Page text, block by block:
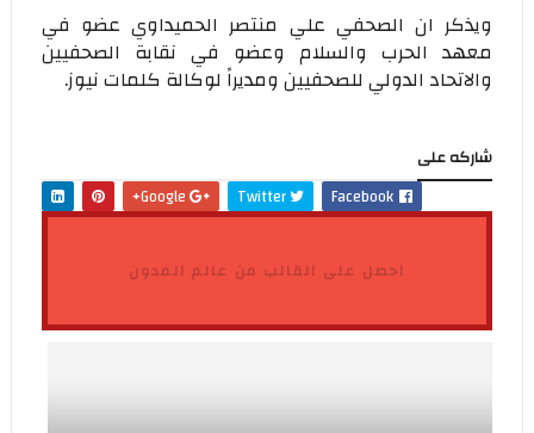
ويذكر ان الصحفي علي منتصر الحميداوي عضو في
معهد الحرب والسلام وعضو في نقابة الصحفيين
والاتحاد الدولي للصحفيين ومديراً لوكالة كلمات نيوز.
شاركه على
Facebook
Twitter
احصل على القالب من عالم المدون